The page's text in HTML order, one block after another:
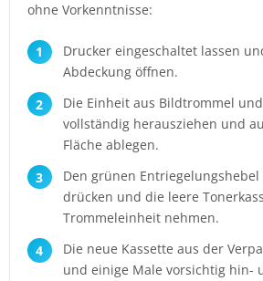
ohne Vorkenntnisse:
Drucker eingeschaltet lassen
Abdeckung öffnen.
Die Einheit aus Bildtrommel
vollständig herausziehen und
Fläche ablegen.
Den grünen
drücken und die leere
Trommeleinheit nehmen.
Die neue Kassette aus der
und einige Male vorsichtig hin-